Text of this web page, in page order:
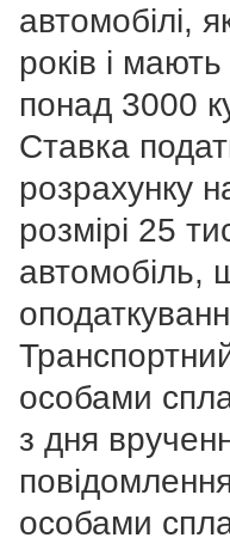
автомобілі,
років і
понад 3000
Ставка
розрахунку
розмірі 25
автомобіль,
особами
з дня
особами